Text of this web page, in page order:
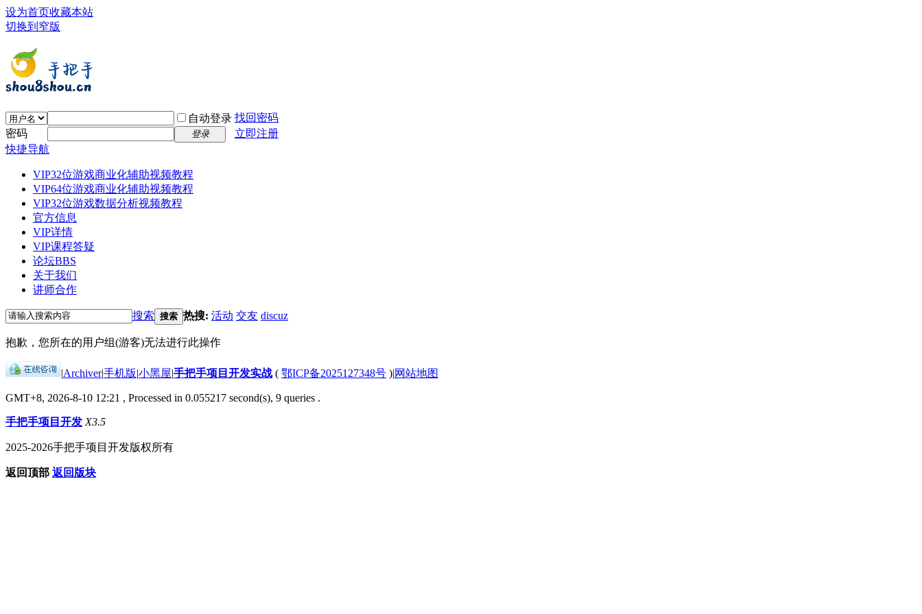
设为首页收藏本站
切换到窄版
自动登录 找回密码
密码
登录
立即注册
快捷导航
VIP32位游戏商业化辅助视频教程
VIP64位游戏商业化辅助视频教程
VIP32位游戏数据分析视频教程
官方信息
VIP详情
VIP课程答疑
论坛BBS
关于我们
讲师合作
搜索 搜索 热搜: 活动 交友 discuz
抱歉，您所在的用户组(游客)无法进行此操作
|Archiver|手机版|小黑屋|手把手项目开发实战 ( 鄂ICP备2025127348号 )|网站地图
GMT+8, 2026-8-10 12:21 , Processed in 0.055217 second(s), 9 queries .
手把手项目开发 X3.5
2025-2026手把手项目开发版权所有
返回顶部 返回版块